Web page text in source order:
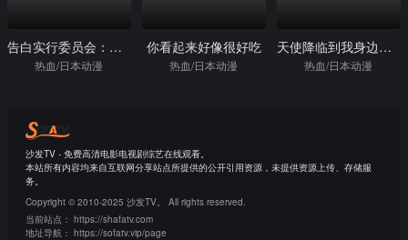
告白实行委员会：从很久以前就喜欢你了
热血/日本动漫
你看起来好像很好吃
热血/日本动漫
天使降临到我身边：珍贵的朋友
热血/日本动漫
沙发TV - 免费高清电影电视剧综艺在线观看。
本站所有内容均来自互联网分享站点所提供的公开引用资源，未提供资源上传、存储服
务。
Copyright © 2010-2025 沙发TV。 All rights reserved.
当前站点： https://shafatv.com
地址导航： https://sofatv.vip/page